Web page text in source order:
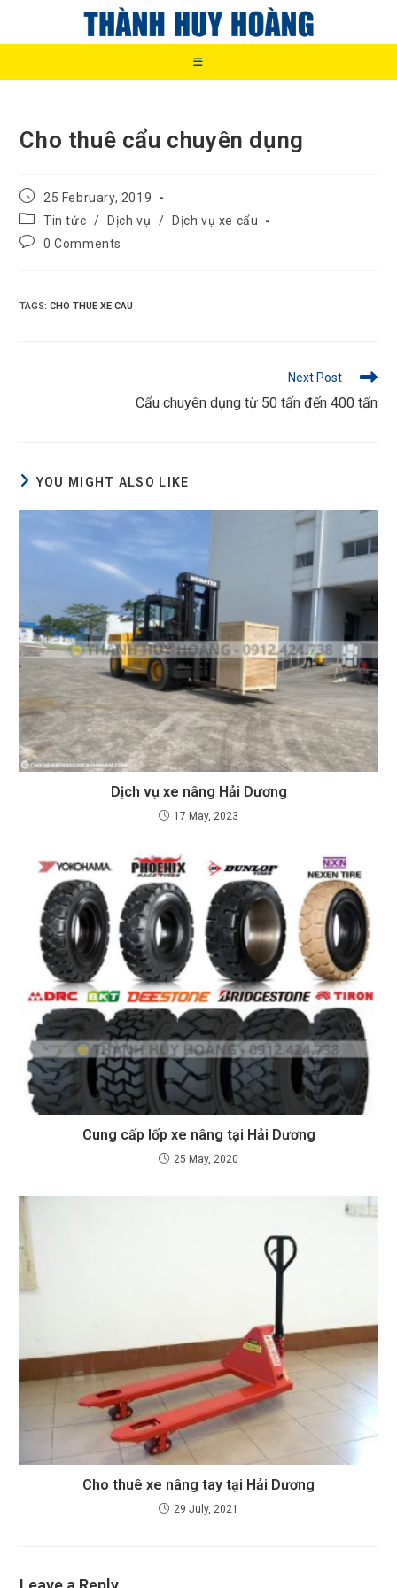
Cho thuê cẩu chuyên dụng
Post
published:
25 February, 2019
Post
category:
Tin tức / Dịch vụ /
Dịch vụ xe cẩu
Post0 Comments
TAGS:CHO THUE XE CAU
Next Post
Cẩu chuyên dụng từ 50 tấn đến 400 tấn
YOU MIGHT ALSO LIKE
Dịch vụ xe nâng Hải Dương
17 May, 2023
Cung cấp lốp xe nâng tại Hải Dương
25 May, 2020
Cho thuê xe nâng tay tại Hải Dương
29 July, 2021